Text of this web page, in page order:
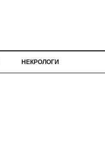
НЕКРОЛОГИ